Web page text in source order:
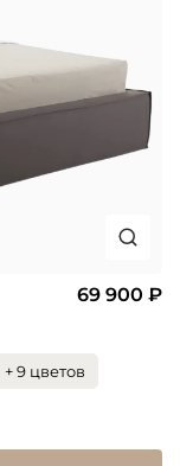
69 900 ₽
+ 9 цветов